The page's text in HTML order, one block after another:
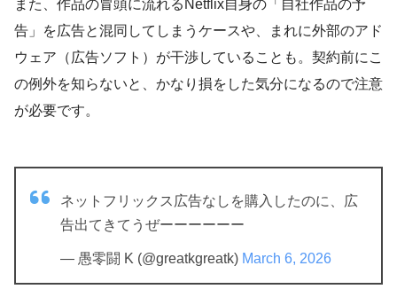
また、作品の冒頭に流れるNetflix自身の「自社作品の予
告」を広告と混同してしまうケースや、まれに外部のアド
ウェア（広告ソフト）が干渉していることも。契約前にこ
の例外を知らないと、かなり損をした気分になるので注意
が必要です。
ネットフリックス広告なしを購入したのに、広
告出てきてうぜーーーーーー
— 愚零闘 K (@greatkgreatk) March 6, 2026